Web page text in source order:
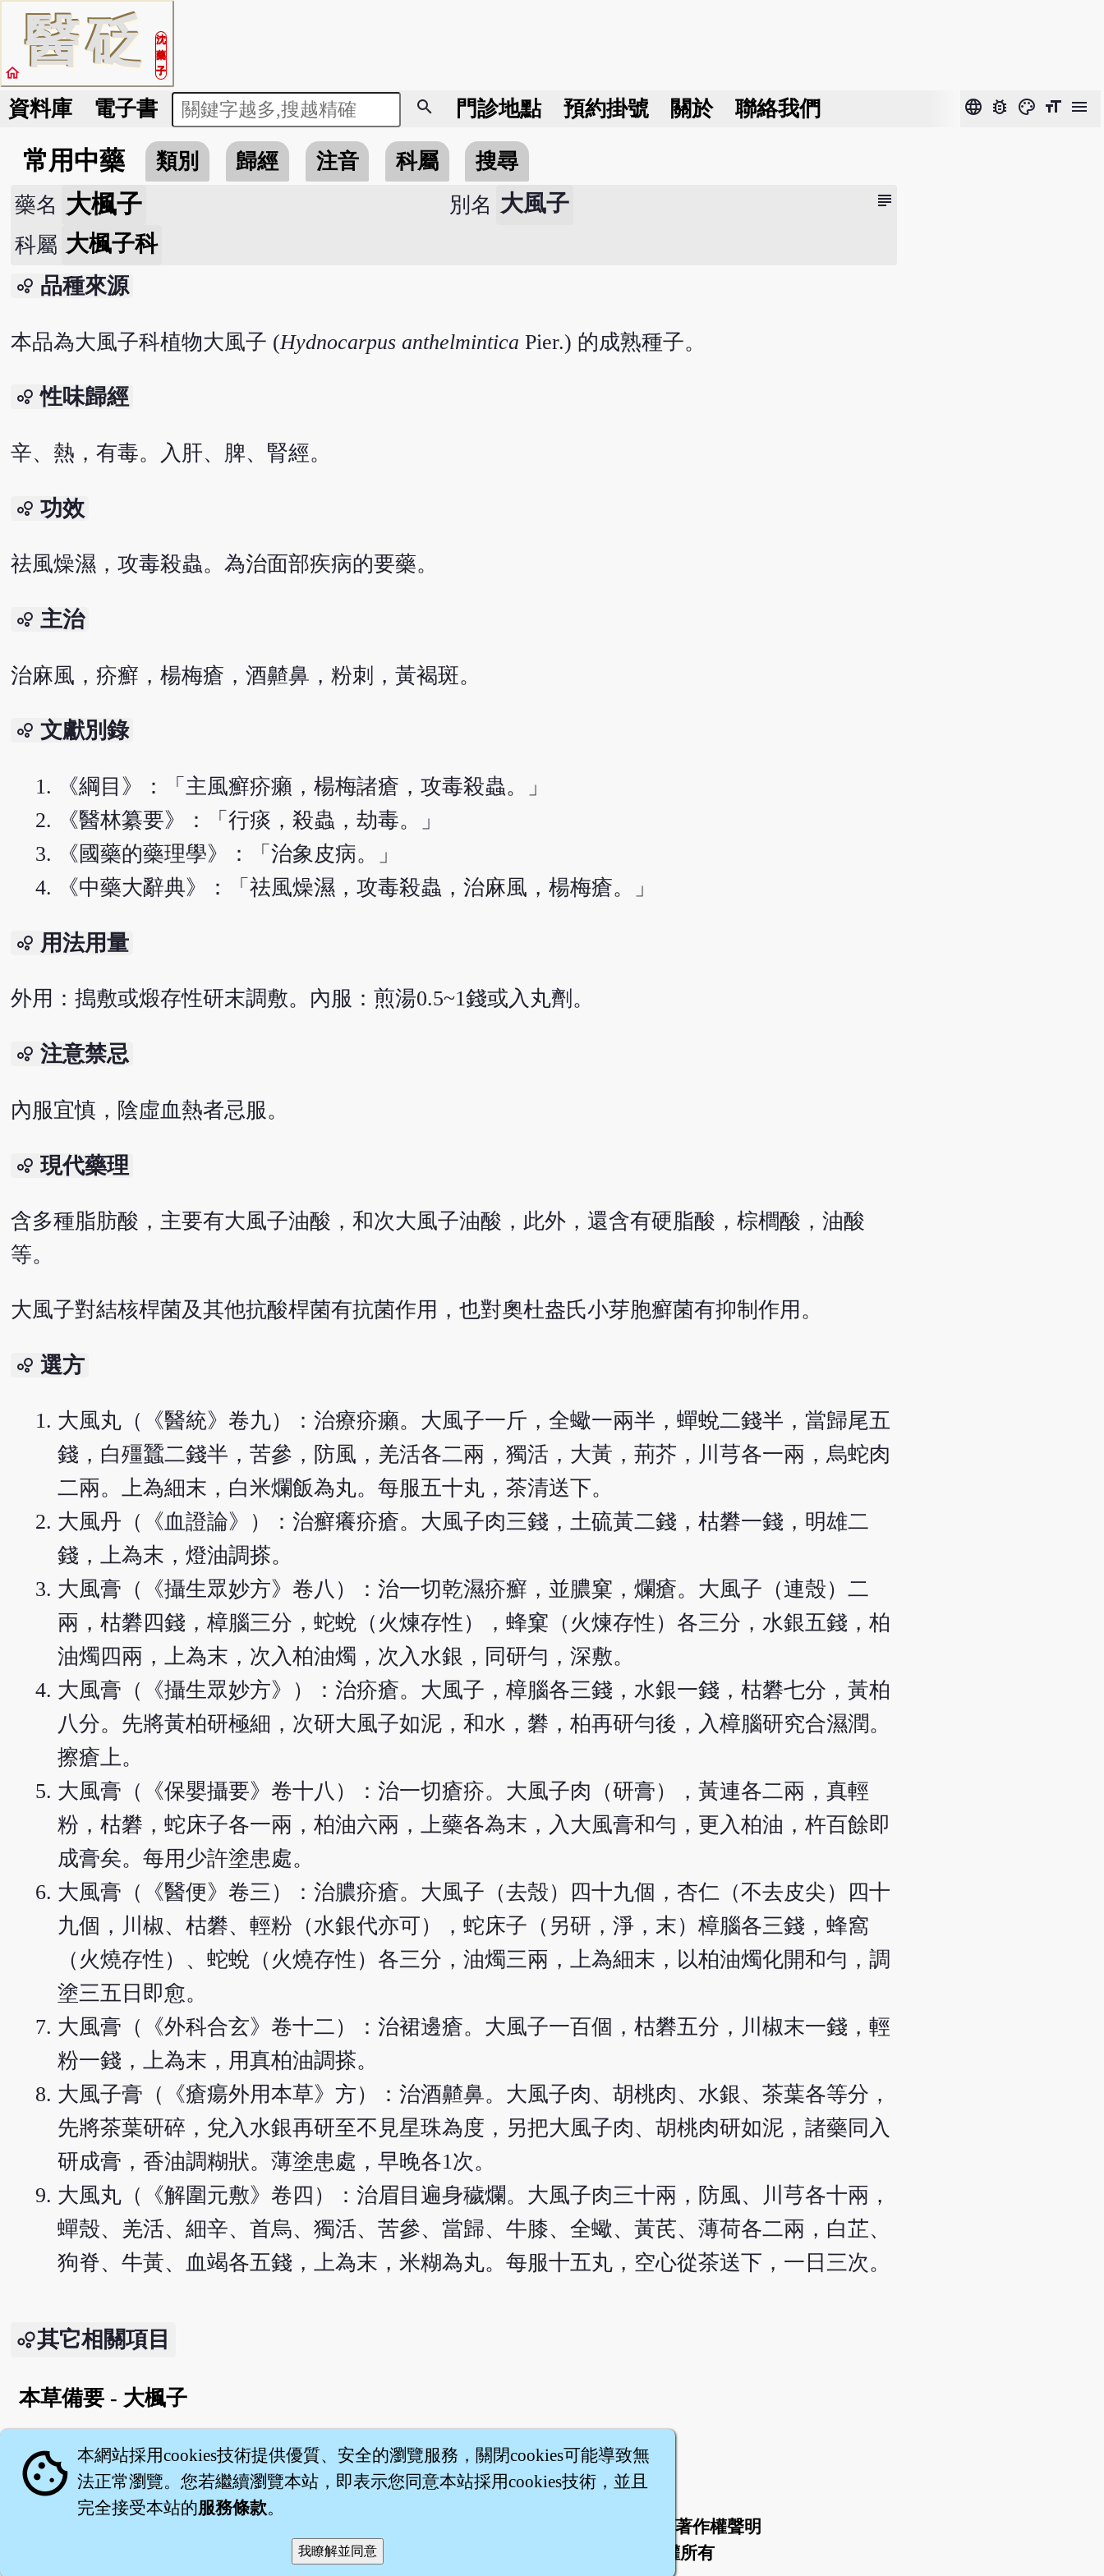
醫砭
沈
藥
子
home
資料庫 電子書 search 門診地點 預約掛號 關於 聯絡我們 language bug_report color_lens format_size menu
常用中藥 類別 歸經 注音 科屬 搜尋
subject
藥名 大楓子 別名 大風子
科屬 大楓子科
bubble_chart 品種來源
本品為大風子科植物大風子 (Hydnocarpus anthelmintica Pier.) 的成熟種子。
bubble_chart 性味歸經
辛、熱，有毒。入肝、脾、腎經。
bubble_chart 功效
祛風燥濕，攻毒殺蟲。為治面部疾病的要藥。
bubble_chart 主治
治麻風，疥癬，楊梅瘡，酒齄鼻，粉刺，黃褐斑。
bubble_chart 文獻別錄
《綱目》：「主風癬疥癩，楊梅諸瘡，攻毒殺蟲。」
《醫林纂要》：「行痰，殺蟲，劫毒。」
《國藥的藥理學》：「治象皮病。」
《中藥大辭典》：「祛風燥濕，攻毒殺蟲，治麻風，楊梅瘡。」
bubble_chart 用法用量
外用：搗敷或煅存性研末調敷。內服：煎湯0.5~1錢或入丸劑。
bubble_chart 注意禁忌
內服宜慎，陰虛血熱者忌服。
bubble_chart 現代藥理
含多種脂肪酸，主要有大風子油酸，和次大風子油酸，此外，還含有硬脂酸，棕櫚酸，油酸
等。
大風子對結核桿菌及其他抗酸桿菌有抗菌作用，也對奧杜盎氏小芽胞癬菌有抑制作用。
bubble_chart 選方
大風丸（《醫統》卷九）：治療疥癩。大風子一斤，全蠍一兩半，蟬蛻二錢半，當歸尾五
錢，白殭蠶二錢半，苦參，防風，羌活各二兩，獨活，大黃，荊芥，川芎各一兩，烏蛇肉
二兩。上為細末，白米爛飯為丸。每服五十丸，茶清送下。
大風丹（《血證論》）：治癬癢疥瘡。大風子肉三錢，土硫黃二錢，枯礬一錢，明雄二
錢，上為末，燈油調搽。
大風膏（《攝生眾妙方》卷八）：治一切乾濕疥癬，並膿窠，爛瘡。大風子（連殼）二
兩，枯礬四錢，樟腦三分，蛇蛻（火煉存性），蜂窠（火煉存性）各三分，水銀五錢，柏
油燭四兩，上為末，次入柏油燭，次入水銀，同研勻，深敷。
大風膏（《攝生眾妙方》）：治疥瘡。大風子，樟腦各三錢，水銀一錢，枯礬七分，黃柏
八分。先將黃柏研極細，次研大風子如泥，和水，礬，柏再研勻後，入樟腦研究合濕潤。
擦瘡上。
大風膏（《保嬰攝要》卷十八）：治一切瘡疥。大風子肉（研膏），黃連各二兩，真輕
粉，枯礬，蛇床子各一兩，柏油六兩，上藥各為末，入大風膏和勻，更入柏油，杵百餘即
成膏矣。每用少許塗患處。
大風膏（《醫便》卷三）：治膿疥瘡。大風子（去殼）四十九個，杏仁（不去皮尖）四十
九個，川椒、枯礬、輕粉（水銀代亦可），蛇床子（另研，淨，末）樟腦各三錢，蜂窩
（火燒存性）、蛇蛻（火燒存性）各三分，油燭三兩，上為細末，以柏油燭化開和勻，調
塗三五日即愈。
大風膏（《外科合玄》卷十二）：治裙邊瘡。大風子一百個，枯礬五分，川椒末一錢，輕
粉一錢，上為末，用真柏油調搽。
大風子膏（《瘡瘍外用本草》方）：治酒齄鼻。大風子肉、胡桃肉、水銀、茶葉各等分，
先將茶葉研碎，兌入水銀再研至不見星珠為度，另把大風子肉、胡桃肉研如泥，諸藥同入
研成膏，香油調糊狀。薄塗患處，早晚各1次。
大風丸（《解圍元敷》卷四）：治眉目遍身穢爛。大風子肉三十兩，防風、川芎各十兩，
蟬殼、羌活、細辛、首烏、獨活、苦參、當歸、牛膝、全蠍、黃芪、薄荷各二兩，白芷、
狗脊、牛黃、血竭各五錢，上為末，米糊為丸。每服十五丸，空心從茶送下，一日三次。
其它相關項目
本草備要 - 大楓子
English version
著作權聲明
著作權所有
cookie 本網站採用cookies技術提供優質、安全的瀏覽服務，關閉cookies可能導致無
法正常瀏覽。您若繼續瀏覽本站，即表示您同意本站採用cookies技術，並且
完全接受本站的服務條款。